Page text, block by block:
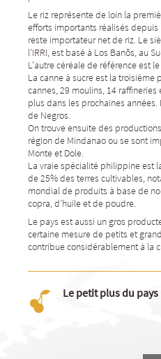
Le riz représente de loin la
efforts importants réalisés depuis
reste importateur net de riz. Le
l’IRRI, est basé à Los Banõs, au
L’autre céréale de référence est
La canne à sucre est la
cannes, 29 moulins, 14
plus dans les prochaines
de Negros.
On trouve ensuite des
région de Mindanao ou se sont
Monte et Dole.
La vraie spécialité philippine est
de 25% des terres cultivables,
mondial de produits à base de
copra, d’huile et de poudre.
Le pays est aussi un gros
certaine mesure de petits et
contribue considérablement à la
Le petit plus du pays